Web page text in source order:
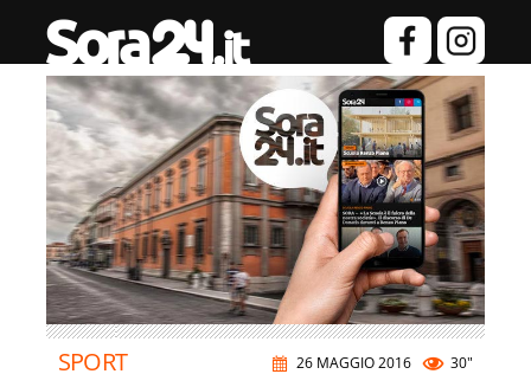
26 MAGGIO 2016 30"
SPORT